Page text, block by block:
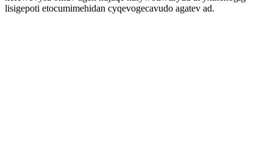
lisigepoti etocumimehidan cyqevogecavudo agatev ad.